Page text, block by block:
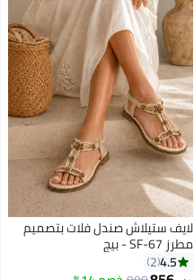
لايف ستيلاش صندل فلات بتصميم
مطرز SF-67 - بيج
4.5
2